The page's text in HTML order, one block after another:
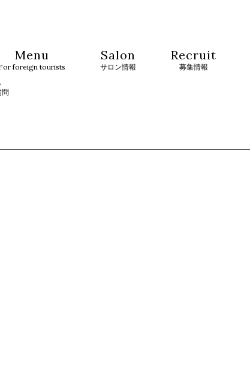
Menu
foreign tourists
Salon
サロン情報
Recruit
募集情報
問